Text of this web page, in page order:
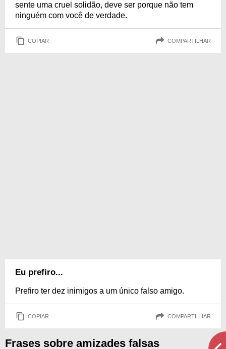
sente uma cruel solidão, deve ser porque não tem
ninguém com você de verdade.
COPIAR COMPARTILHAR
Eu prefiro...
Prefiro ter dez inimigos a um único falso amigo.
COPIAR COMPARTILHAR
Frases sobre amizades falsas